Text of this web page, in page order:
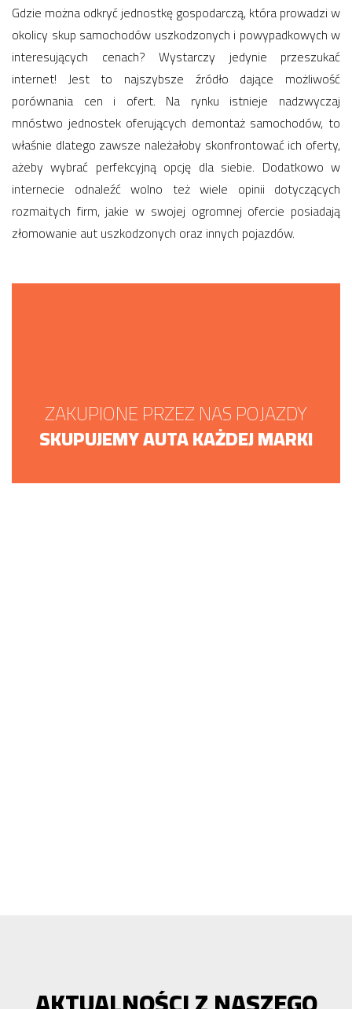
Gdzie można odkryć jednostkę gospodarczą, która prowadzi w
okolicy skup samochodów uszkodzonych i powypadkowych w
interesujących cenach? Wystarczy jedynie przeszukać
internet! Jest to najszybsze źródło dające możliwość
porównania cen i ofert. Na rynku istnieje nadzwyczaj
mnóstwo jednostek oferujących demontaż samochodów, to
właśnie dlatego zawsze należałoby skonfrontować ich oferty,
ażeby wybrać perfekcyjną opcję dla siebie. Dodatkowo w
internecie odnaleźć wolno też wiele opinii dotyczących
rozmaitych firm, jakie w swojej ogromnej ofercie posiadają
złomowanie aut uszkodzonych oraz innych pojazdów.
ZAKUPIONE PRZEZ NAS POJAZDY
SKUPUJEMY AUTA KAŻDEJ MARKI